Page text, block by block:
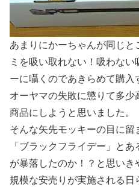
あまりにかーちゃんが同じ
ミを吸い取れない！吸わな
ーに囁くのであきらめて購
オーヤマの失敗に懲りて多
商品にしようと思いました。
そんな矢先モッキーの目に
「ブラックフライデー」と
が暴落したのか！？と思い
規模な安売りが実施される日